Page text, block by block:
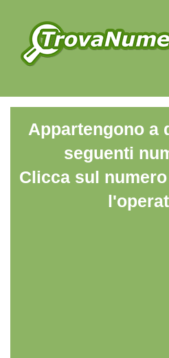
Appartengono a
seguenti
Clicca sul